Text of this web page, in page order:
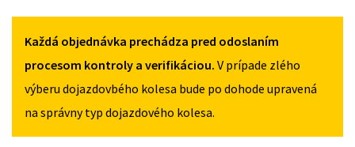
Každá objednávka prechádza pred odoslaním
procesom kontroly a verifikáciou. V prípade zlého
výberu dojazdovbého kolesa bude po dohode upravená
na správny typ dojazdového kolesa.